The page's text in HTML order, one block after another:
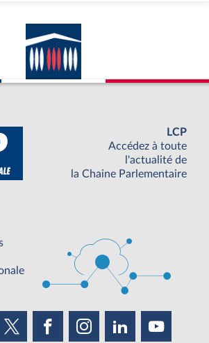
LCP
Accédez à toute
l'actualité de
la Chaine Parlementaire